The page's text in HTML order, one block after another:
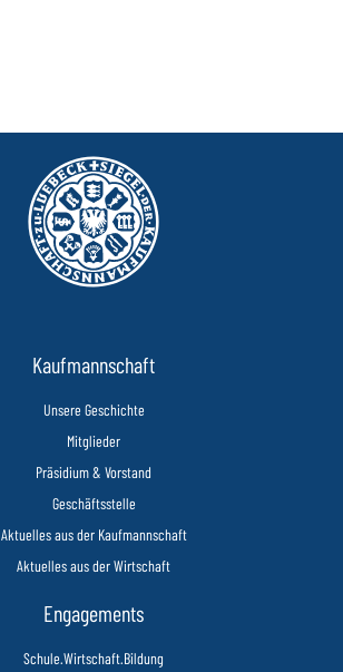
Kaufmannschaft
Unsere Geschichte
Mitglieder
Präsidium & Vorstand
Geschäftsstelle
Aktuelles aus der Kaufmannschaft
Aktuelles aus der Wirtschaft
Engagements
Schule.Wirtschaft.Bildung